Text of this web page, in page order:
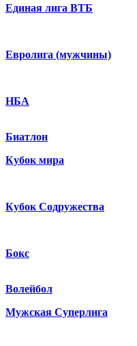
Единая лига ВТБ
Евролига (мужчины)
НБА
Биатлон
Кубок мира
Кубок Содружества
Бокс
Волейбол
Мужская Суперлига